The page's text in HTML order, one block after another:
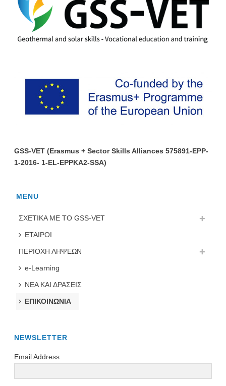
GSS-VET (Erasmus + Sector Skills Alliances 575891-EPP-
1-2016- 1-EL-EPPKA2-SSA)
MENU
ΣΧΕΤΙΚΑ ΜΕ ΤΟ GSS-VET
ΕΤΑΙΡΟΙ
ΠΕΡΙΟΧΗ ΛΗΨΕΩΝ
e-Learning
ΝΕΑ ΚΑΙ ΔΡΑΣΕΙΣ
ΕΠΙΚΟΙΝΩΝΙΑ
NEWSLETTER
Email Address